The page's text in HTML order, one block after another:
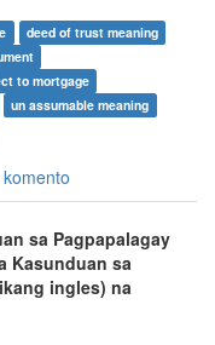
deed of trust meaning
to mortgage
un assumable meaning
sa Pagpapalagay
Kasunduan sa
ingles) na